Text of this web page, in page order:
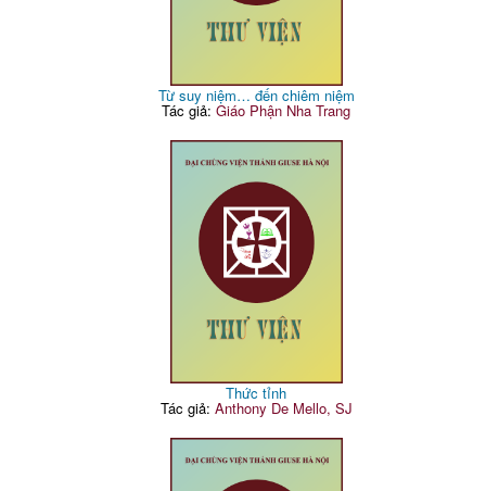
Từ suy niệm… đến chiêm niệm
Tác giả:Giáo Phận Nha Trang
Thức tỉnh
Tác giả: Anthony De Mello, SJ